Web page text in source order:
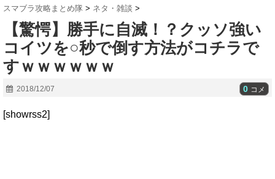
スマブラ攻略まとめ隊 > ネタ・雑談 >
【驚愕】勝手に自滅！？クッソ強い
コイツを○秒で倒す方法がコチラで
すｗｗｗｗｗｗ
2018/12/07 0 コメ
[showrss2]